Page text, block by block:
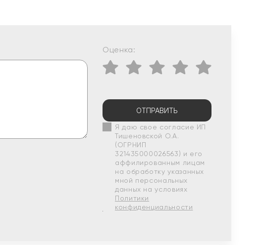
Оценка:
ОТПРАВИТЬ
Я даю свое согласие ИП
Тишеновской О.А.
(ОГРНИП
321435000026563) и его
аффилированным лицам
на обработку указанных
мной персональных
данных на условиях
Политики
конфиденциальности